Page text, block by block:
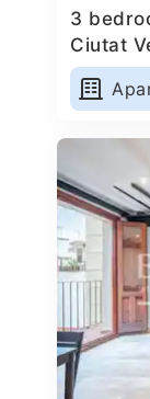
3
Ciutat